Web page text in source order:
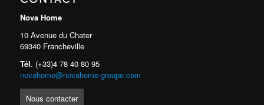
Nova Home
10 Avenue du Chater
69340 Francheville
Tél. (+33)4 78 40 80 95
novahome@novahome-groupe.com
Nous contacter